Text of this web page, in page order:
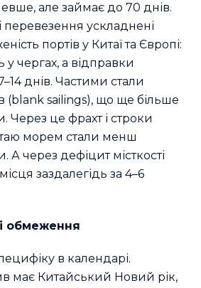
але займає до 70 днів.
перевезення ускладнені
портів у Китаї та Європі:
чергах, а відправки
днів. Частими стали
(blank sailings), що ще більше
Через це фрахт і строки
морем стали менш
через дефіцит місткості
заздалегідь за 4–6
обмеження
в календарі.
має Китайський Новий рік,